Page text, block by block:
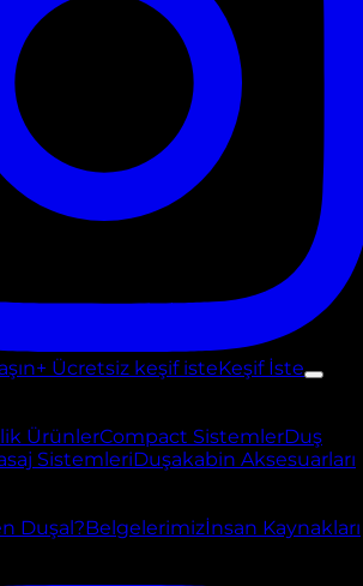
+ Ücretsiz keşif isteKeşif İste
ÜrünlerCompact SistemlerDuş
SistemleriDuşakabin Aksesuarları
Duşal?Belgelerimizİnsan Kaynakları